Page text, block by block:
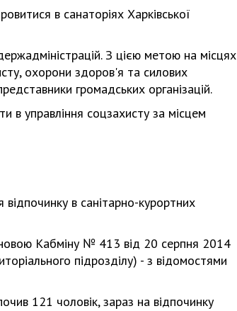
в санаторіях Харківської
З цією метою на місцях
охорони здоров'я та силових
громадських організацій.
в управління соцзахисту за місцем
в санітарно-курортних
Кабміну № 413 від 20 серпня 2014
підрозділу) - з відомостями
121 чоловік, зараз на відпочинку